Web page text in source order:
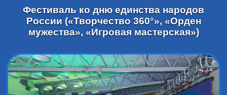
Фестиваль ко дню единства народов
России («Творчество 360°», «Орден
мужества», «Игровая мастерская»)